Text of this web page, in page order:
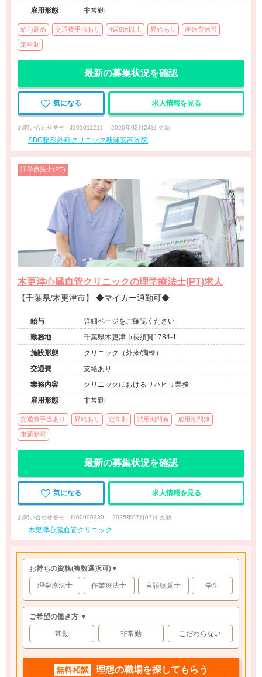
雇用形態
非常勤
給与高め 交通費手当あり 4週8休以上 昇給あり 産休育休可
定年制
最新の募集状況を確認
気になる 求人情報を見る
お問い合わせ番号 : J101011211 2026年02月24日 更新
SBC整形外科クリニック新浦安高洲院
理学療法士(PT)
木更津心臓血管クリニックの理学療法士(PT)求人
【千葉県/木更津市】 ◆マイカー通勤可◆
給与
詳細ページをご確認ください
勤務地
千葉県木更津市長須賀1784-1
施設形態
クリニック（外来/病棟）
交通費
支給あり
業務内容
クリニックにおけるリハビリ業務
雇用形態
非常勤
交通費手当あり 昇給あり 定年制 試用期間有 雇用期間無
車通勤可
最新の募集状況を確認
気になる 求人情報を見る
お問い合わせ番号 : J100990339 2025年07月07日 更新
木更津心臓血管クリニック
お持ちの資格(複数選択可)▼
理学療法士 作業療法士 言語聴覚士 学生
ご希望の働き方 ▼
常勤 非常勤 こだわらない
無料相談 理想の職場を探してもらう